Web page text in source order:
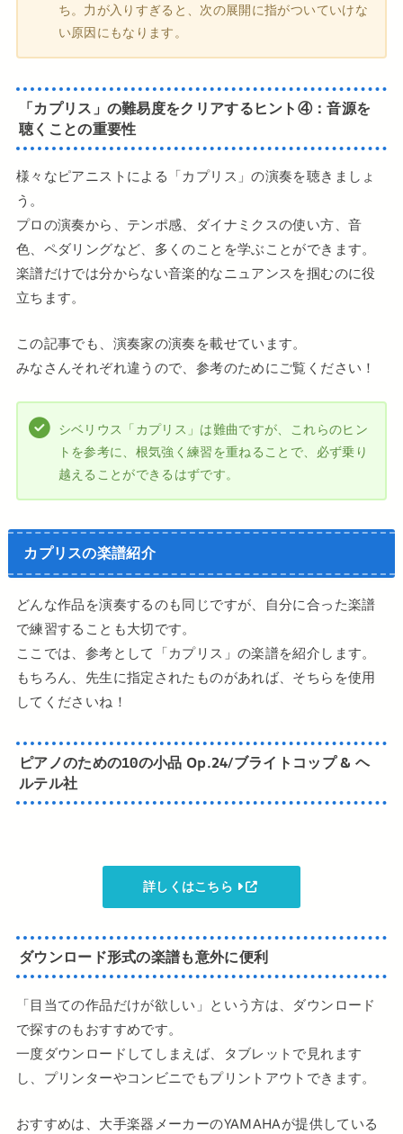
ち。力が入りすぎると、次の展開に指がついていけな
い原因にもなります。
「カプリス」 の難易度をクリアするヒント④：音源を
聴くことの重要性
様々なピアニストによる「カプリス」の演奏を聴きましょ
う。
プロの演奏から、テンポ感、ダイナミクスの使い方、音
色、ペダリングなど、多くのことを学ぶことができます。
楽譜だけでは分からない音楽的なニュアンスを掴むのに役
立ちます。
この記事でも、演奏家の演奏を載せています。
みなさんそれぞれ違うので、参考のためにご覧ください！
シベリウス「カプリス」は難曲ですが、これらのヒン
トを参考に、根気強く練習を重ねることで、必ず乗り
越えることができるはずです。
カプリスの楽譜紹介
どんな作品を演奏するのも同じですが、自分に合った楽譜
で練習することも大切です。
ここでは、参考として「カプリス」の楽譜を紹介します。
もちろん、先生に指定されたものがあれば、そちらを使用
してくださいね！
ピアノのための10の小品 Op.24/ブライトコップ & ヘ
ルテル社
詳しくはこちら
ダウンロード形式の楽譜も意外に便利
「目当ての作品だけが欲しい」という方は、ダウンロード
で探すのもおすすめです。
一度ダウンロードしてしまえば、タブレットで見れます
し、プリンターやコンビニでもプリントアウトできます。
おすすめは、大手楽器メーカーのYAMAHAが提供している